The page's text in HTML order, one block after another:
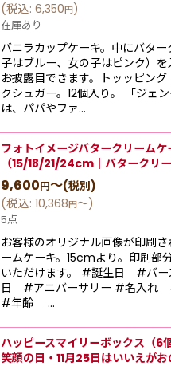
(税込: 6,350円)
在庫あり
バニラカップケーキ。中にバタ
子はブルー、女の子はピンク）
お披露目できます。トッッピン
クシュガー。12個入り。 「ジェン
は、パパやファ…
フォトイメージバタークリームケ
（15/18/21/24cm｜バタークリー
9,600円～(税別)
(税込: 10,368円～)
5点
お客様のオリジナル画像が印刷
ームケーキ。15cmより。印刷部
いただけます。 #誕生日 #バ
日 #アニバーサリー #名入
#年齢 …
ハッピースマイリーボックス（6
笑顔の日・11月25日はいいえがお